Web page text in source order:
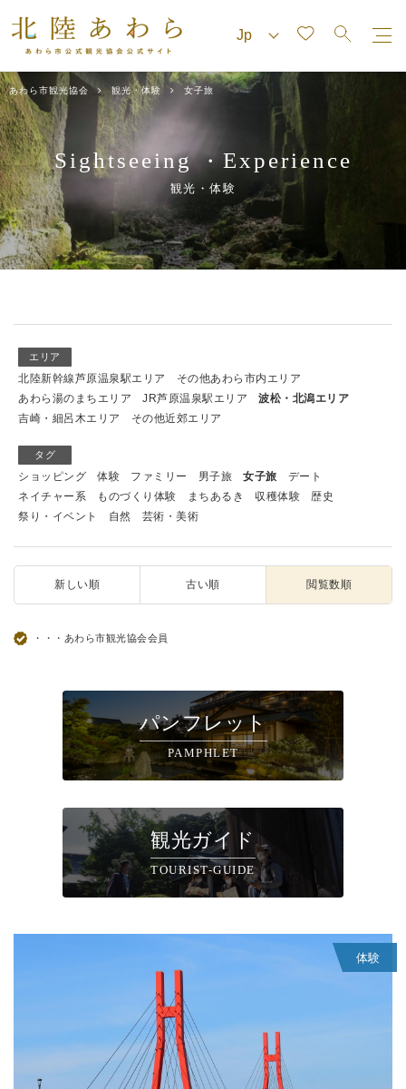
あわら市観光協会 観光・体験 女子旅
Sightseeing・ Experience
観光・体験
エリア
北陸新幹線芦原温泉駅エリア
その他あわら市内エリア
あわら湯のまちエリア
JR芦原温泉駅エリア
波松・北潟エリア
吉崎・細呂木エリア
その他近郊エリア
タグ
ショッピング 体験 ファミリー 男子旅 女子旅
デート
ネイチャー系
ものづくり体験 まちあるき 収穫体験
歴史
祭り・イベント
自然 芸術・美術
新しい順 古い順 閲覧数順
・・・あわら市観光協会会員
パンフレット
PAMPHLET
観光ガイド
TOURIST-GUIDE
体験